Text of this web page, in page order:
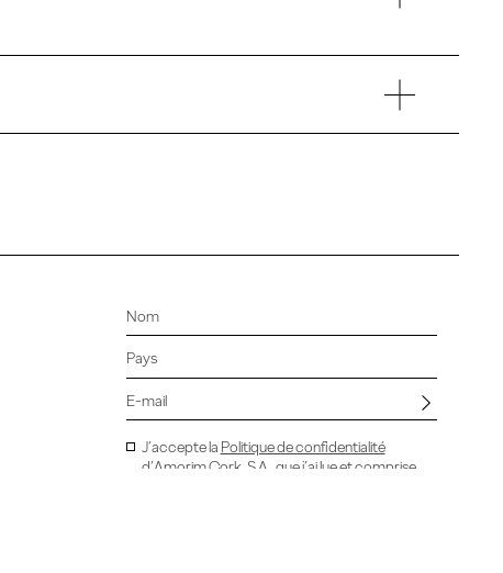
J’accepte la Politique de confidentialité
d’Amorim Cork, S.A., que j’ai lue et comprise.